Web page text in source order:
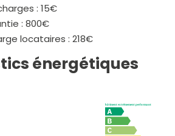
: 15€
: 800€
locataires : 218€
énergétiques